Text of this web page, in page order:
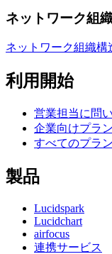
ネットワーク組
ネットワーク組織構
利用開始
営業担当に問
企業向けプラン
すべてのプラ
製品
Lucidspark
Lucidchart
airfocus
連携サービス